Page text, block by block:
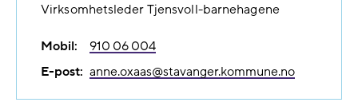
Virksomhetsleder Tjensvoll-barnehagene
Mobil:
910 06 004
E-post: anne.oxaas@​stavanger.kommune.no